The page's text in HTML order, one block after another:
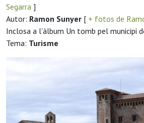
Segarra ]
Autor: Ramon Sunyer [ + fotos de
Inclosa a l'àlbum Un tomb pel municipi
Tema: Turisme